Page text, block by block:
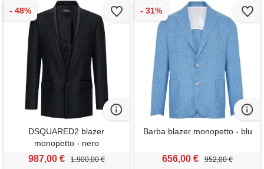
DSQUARED2 blazer
monopetto - nero
987,00 € 1.900,00 €
Barba blazer monopetto - blu
656,00 € 952,00 €